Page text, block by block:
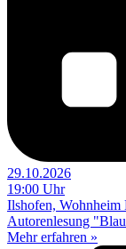
29.10.2026
19:00 Uhr
Ilshofen, Wohnheim
Autorenlesung
Mehr erfahren »